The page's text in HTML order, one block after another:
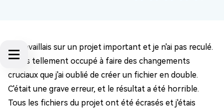
Je travaillais sur un projet important et je n'ai pas reculé.
J'étais tellement occupé à faire des changements
cruciaux que j'ai oublié de créer un fichier en double.
C'était une grave erreur, et le résultat a été horrible.
Tous les fichiers du projet ont été écrasés et j'étais